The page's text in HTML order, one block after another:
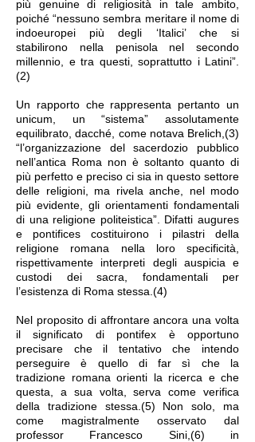
più genuine di religiosità in tale ambito,
poiché “nessuno sembra meritare il nome di
indoeuropei più degli ‘Italici’ che si
stabilirono nella penisola nel secondo
millennio, e tra questi, soprattutto i Latini”.
(2)
Un rapporto che rappresenta pertanto un
unicum, un “sistema” assolutamente
equilibrato, dacché, come notava Brelich,(3)
“l’organizzazione del sacerdozio pubblico
nell’antica Roma non è soltanto quanto di
più perfetto e preciso ci sia in questo settore
delle religioni, ma rivela anche, nel modo
più evidente, gli orientamenti fondamentali
di una religione politeistica”. Difatti augures
e pontifices costituirono i pilastri della
religione romana nella loro specificità,
rispettivamente interpreti degli auspicia e
custodi dei sacra, fondamentali per
l’esistenza di Roma stessa.(4)
Nel proposito di affrontare ancora una volta
il significato di pontifex è opportuno
precisare che il tentativo che intendo
perseguire è quello di far sì che la
tradizione romana orienti la ricerca e che
questa, a sua volta, serva come verifica
della tradizione stessa.(5) Non solo, ma
come magistralmente osservato dal
professor Francesco Sini,(6) in